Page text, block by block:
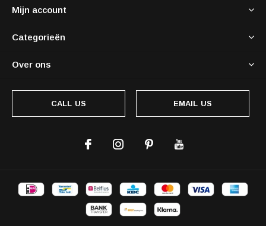
Mijn account
Categorieën
Over ons
CALL US EMAIL US